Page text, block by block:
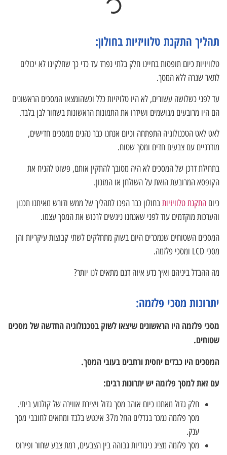
תהליך התקנת טלוויזיות בחולון:
טלוויזיות כיום תופסות בחיינו חלק בלתי נפרד עד כדי כך שחלקינו לא יכולים
לתאר שגרה ללא המסך.
עד לפני כשלושה עשורים, לא היו טלויזיות כלל וכשהומצאו המסכים הראשונים
הם היו מרובעים מגושמים ושידרו את התמונות הראשונות בשחור לבן בלבד.
לאט לאט הטכנולוגיה התפתחה וכיום אנחנו כבר נהנים ממסכים חדישים,
מודרניים עם צבעים חדים ומסך שטוח.
בתחילת דרכן של המסכים לא היה מסובך להתקין אותם, פשוט להניח את
הקופסא המרובעת הזאת על השולחן או המזנון.
כיום התקנת טלוויזיותבחולון כבר הפכו לתהליך של ממש ודורש מאיתנו תכנון
והערכות מוקדמים עוד לפני שאנחנו ניגשים לרכוש את המסך עצמו.
המסכים השטוחים שנמכרים היום בשוק מתחלקים לשתי קבוצות עיקריות והן
מסכי LCD ומסכי פלזמה.
מה ההבדל ביניהם ואיך נדע איזה דגם מתאים לנו יותר?
יתרונות מסכי פלזמה:
מסכי פלזמה היו הראשונים שיצאו לשוק בטכנולוגיה החדשה של מסכים
שטוחים.
המסכים היו כבדים יחסית ורחבים בעובי המסך.
עם זאת למסך פלזמה יש יתרונות רבים:
חלק גדול מאתנו כיום אוהב מסך גדול ויצירת אווירה של קולנוע ביתי.
מסך פלזמה נמכר בגדלים החל מ37 אינטש בלבד ומתאים לחובבי מסך
ענק.
מסך פלזמה מציג ניגודיות גבוהה בין הצבעים, רמת צבע שחור ופירוט